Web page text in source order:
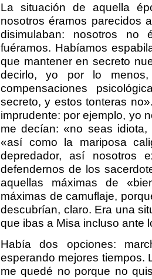
La situación de aquella
nosotros éramos parecidos
disimulaban: nosotros no
fuéramos. Habíamos
que mantener en secreto
decirlo, yo por lo
compensaciones
secreto, y estos tonteras
imprudente: por ejemplo, yo
me decían: «no seas
«así como la mariposa
depredador, así nosotros
defendernos de los
aquellas máximas de
máximas de camuflaje,
descubrían, claro. Era una
que ibas a Misa incluso ante
Había dos opciones:
esperando mejores tiempos.
me quedé no porque no